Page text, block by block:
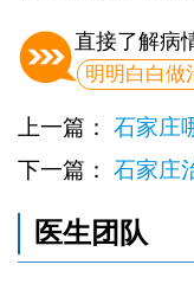
直接了解病
明明白白做
上一篇： 石家庄
下一篇： 石家庄
医生团队